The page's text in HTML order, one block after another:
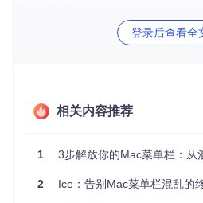
这些问题看似微小，却在日复一日
效率和专注力。特别是对于依赖
和程序员而言，一个整洁高效的工
图：Ice的立方体图标设计象征着其
Ice的三大核心革新
登录后查看全
相关内容推荐
1 3步解放你的Mac菜单栏：从
2 Ice：告别Mac菜单栏混乱的